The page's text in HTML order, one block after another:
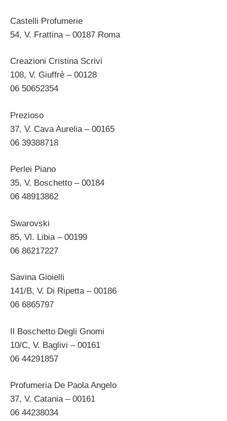
Castelli Profumerie
54, V. Frattina – 00187 Roma
Creazioni Cristina Scrivi
108, V. Giuffrè – 00128
06 50652354
Prezioso
37, V. Cava Aurelia – 00165
06 39388718
Perlei Piano
35, V. Boschetto – 00184
06 48913862
Swarovski
85, Vl. Libia – 00199
06 86217227
Savina Gioielli
141/B, V. Di Ripetta – 00186
06 6865797
Il Boschetto Degli Gnomi
10/C, V. Baglivi – 00161
06 44291857
Profumeria De Paola Angelo
37, V. Catania – 00161
06 44238034